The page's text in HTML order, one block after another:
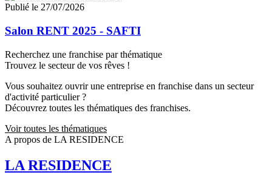
Publié le 27/07/2026
Salon RENT 2025 - SAFTI
Recherchez une franchise par thématique
Trouvez le secteur de vos rêves !
Vous souhaitez ouvrir une entreprise en franchise dans un secteur
d'activité particulier ?
Découvrez toutes les thématiques des franchises.
Voir toutes les thématiques
A propos de LA RESIDENCE
LA RESIDENCE